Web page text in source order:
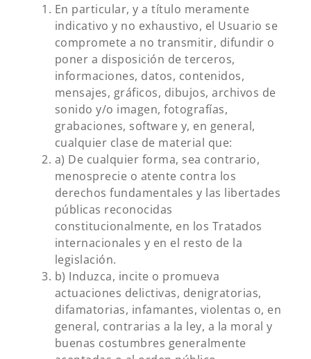
En particular, y a título meramente
indicativo y no exhaustivo, el Usuario se
compromete a no transmitir, difundir o
poner a disposición de terceros,
informaciones, datos, contenidos,
mensajes, gráficos, dibujos, archivos de
sonido y/o imagen, fotografías,
grabaciones, software y, en general,
cualquier clase de material que:
a) De cualquier forma, sea contrario,
menosprecie o atente contra los
derechos fundamentales y las libertades
públicas reconocidas
constitucionalmente, en los Tratados
internacionales y en el resto de la
legislación.
b) Induzca, incite o promueva
actuaciones delictivas, denigratorias,
difamatorias, infamantes, violentas o, en
general, contrarias a la ley, a la moral y
buenas costumbres generalmente